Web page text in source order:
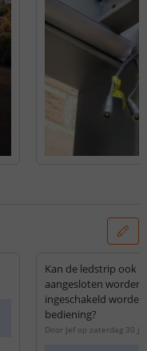
Kan de ledstrip ook
aangesloten
ingeschakeld
bediening?
Door Jef op zaterdag 30